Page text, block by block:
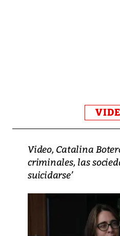
Video, Catalina
criminales, las
suicidarse’